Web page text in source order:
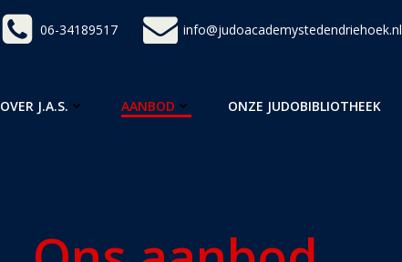
06-34189517 info@judoacademystedendriehoek.nl
OVER J.A.S. AANBOD ONZE JUDOBIBLIOTHEEK